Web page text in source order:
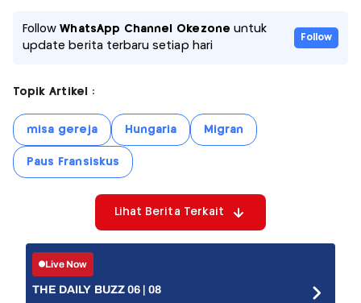
FollowWhatsApp Channel Okezone untuk
update berita terbaru setiap hari
Follow
Topik Artikel :
misa gereja Hungaria Migran
Paus Fransiskus
Lihat Berita Terkait
Live Now
THE DAILY BUZZ 06 | 08